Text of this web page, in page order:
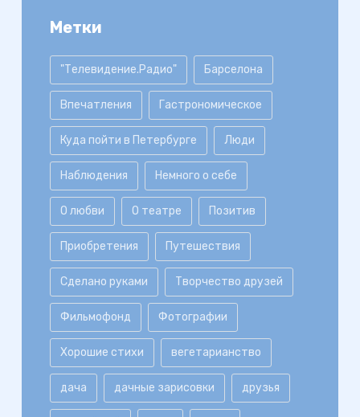
Метки
"Телевидение.Радио" Барселона
Впечатления Гастрономическое
Куда пойти в Петербурге Люди
Наблюдения Немного о себе
О любви О театре Позитив
Приобретения Путешествия
Сделано руками Творчество друзей
Фильмофонд Фотографии
Хорошие стихи вегетарианство
дача дачные зарисовки друзья